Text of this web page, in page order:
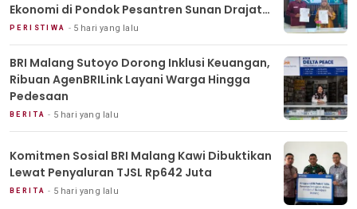
Ekonomi di Pondok Pesantren Sunan Drajat
Lamongan
PERISTIWA 5 hari yang lalu
BRI Malang Sutoyo Dorong Inklusi Keuangan,
Ribuan AgenBRILink Layani Warga Hingga
Pedesaan
BERITA 5 hari yang lalu
Komitmen Sosial BRI Malang Kawi Dibuktikan
Lewat Penyaluran TJSL Rp642 Juta
BERITA 5 hari yang lalu